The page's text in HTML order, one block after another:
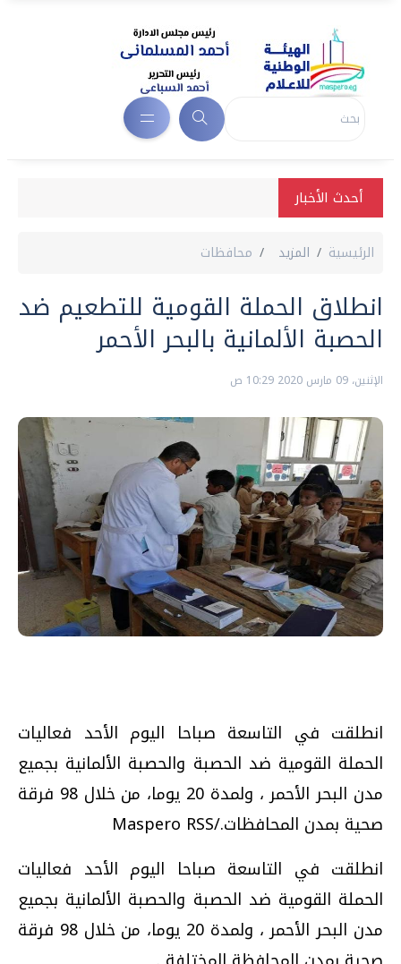
أحدث الأخبار
الرئيسية المزيد محافظات
انطلاق الحملة القومية للتطعيم ضد
الحصبة الألمانية بالبحر الأحمر
الإثنين، 09 مارس 2020 10:29 ص
‎انطلقت في التاسعة صباحا اليوم الأحد فعاليات
الحملة القومية ضد الحصبة والحصبة الألمانية بجميع
مدن البحر الأحمر ، ولمدة 20 يوما، من خلال 98 فرقة
صحية بمدن المحافظات./Maspero RSS
‎انطلقت في التاسعة صباحا اليوم الأحد فعاليات
الحملة القومية ضد الحصبة والحصبة الألمانية بجميع
مدن البحر الأحمر ، ولمدة 20 يوما، من خلال 98 فرقة